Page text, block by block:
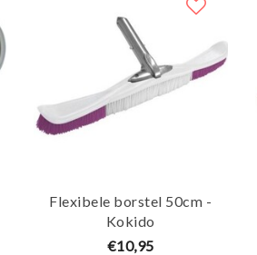
Flexibele borstel 50cm -
Kokido
€10,95